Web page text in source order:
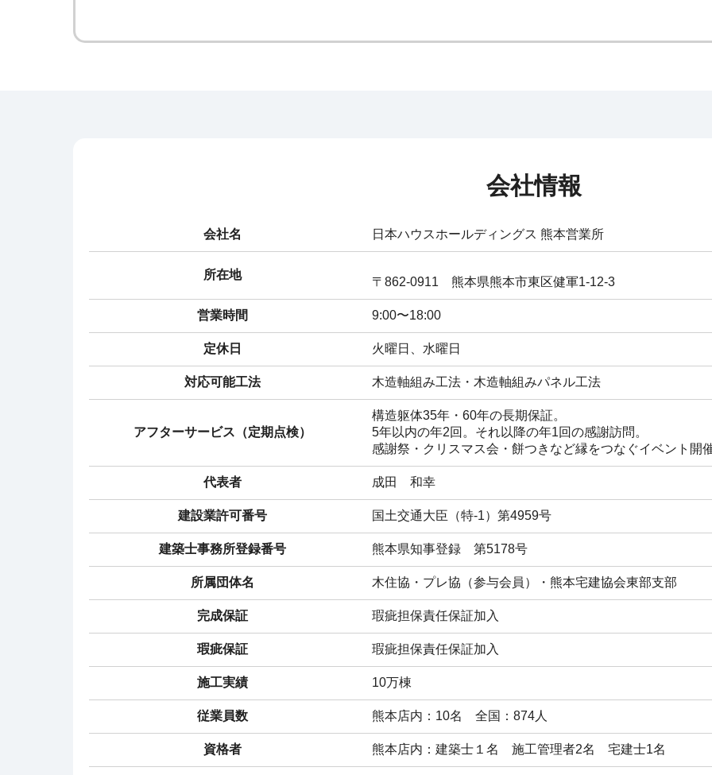
会社情報
会社名 日本ハウスホールディングス 熊本営業所
所在地
〒862-0911　熊本県熊本市東区健軍1-12-3
営業時間 9:00〜18:00
定休日 火曜日、水曜日
対応可能工法 木造軸組み工法・木造軸組みパネル工法
アフターサービス（定期点検）
構造躯体35年・60年の長期保証。
5年以内の年2回。それ以降の年1回の感謝訪問。
感謝祭・クリスマス会・餅つきなど縁をつなぐイベント開
代表者 成田　和幸
建設業許可番号 国土交通大臣（特-1）第4959号
建築士事務所登録番号 熊本県知事登録　第5178号
所属団体名 木住協・プレ協（参与会員）・熊本宅建協会東部支部
完成保証 瑕疵担保責任保証加入
瑕疵保証 瑕疵担保責任保証加入
施工実績 10万棟
従業員数 熊本店内：10名　全国：874人
資格者 熊本店内：建築士１名　施工管理者2名　宅建士1名